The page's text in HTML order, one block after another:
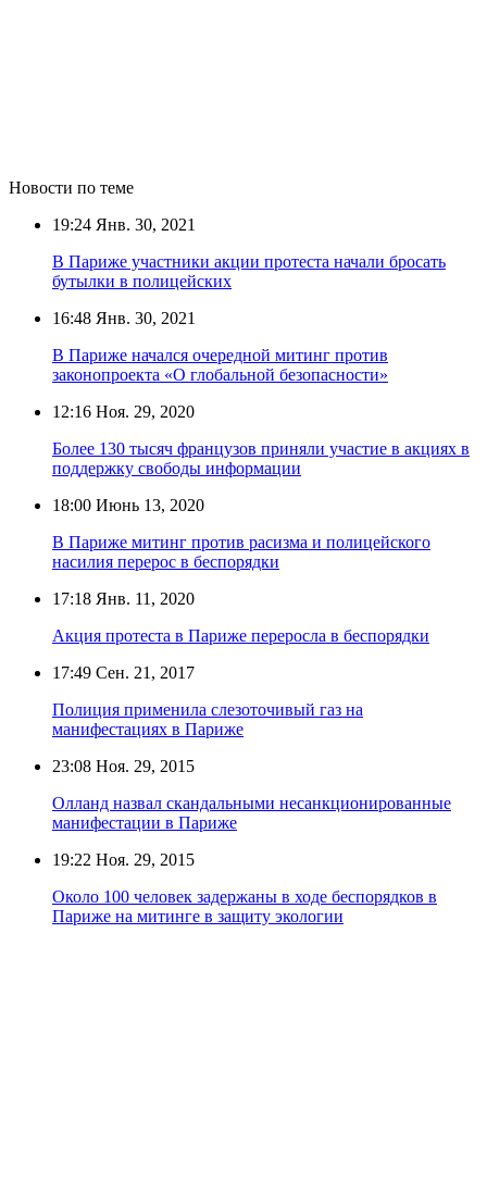
Новости по теме
19:24 Янв. 30, 2021
В Париже участники акции протеста начали бросать
бутылки в полицейских
16:48 Янв. 30, 2021
В Париже начался очередной митинг против
законопроекта «О глобальной безопасности»
12:16 Ноя. 29, 2020
Более 130 тысяч французов приняли участие в акциях в
поддержку свободы информации
18:00 Июнь 13, 2020
В Париже митинг против расизма и полицейского
насилия перерос в беспорядки
17:18 Янв. 11, 2020
Акция протеста в Париже переросла в беспорядки
17:49 Сен. 21, 2017
Полиция применила слезоточивый газ на
манифестациях в Париже
23:08 Ноя. 29, 2015
Олланд назвал скандальными несанкционированные
манифестации в Париже
19:22 Ноя. 29, 2015
Около 100 человек задержаны в ходе беспорядков в
Париже на митинге в защиту экологии